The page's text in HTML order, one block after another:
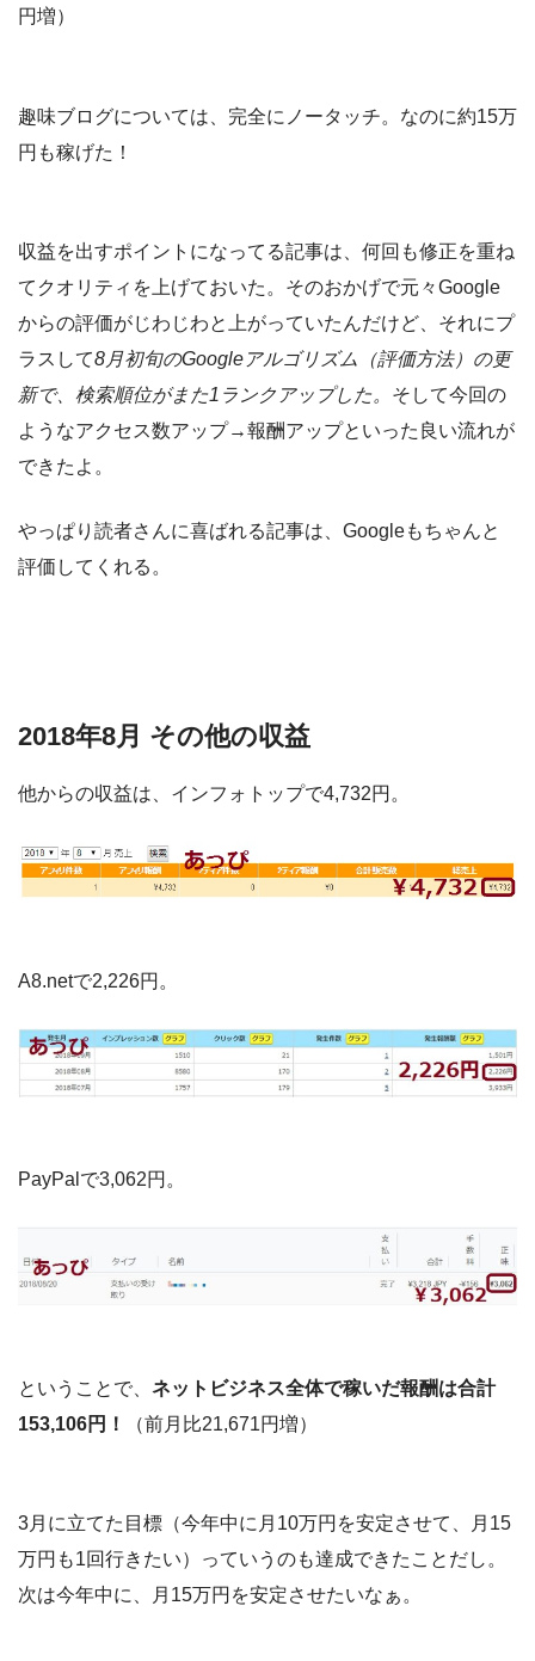
円増）
趣味ブログについては、完全にノータッチ。なのに約15万
円も稼げた！
収益を出すポイントになってる記事は、何回も修正を重ね
てクオリティを上げておいた。そのおかげで元々Google
からの評価がじわじわと上がっていたんだけど、それにプ
ラスして8月初旬のGoogleアルゴリズム（評価方法）の更
新で、検索順位がまた1ランクアップした。 そして今回の
ようなアクセス数アップ→報酬アップといった良い流れが
できたよ。
やっぱり読者さんに喜ばれる記事は、Googleもちゃんと
評価してくれる。
2018年8月 その他の収益
他からの収益は、インフォトップで4,732円。
A8.netで2,226円。
PayPalで3,062円。
ということで、 ネットビジネス全体で稼いだ報酬は合計
153,106円！
（前月比21,671円増）
3月に立てた目標（今年中に月10万円を安定させて、月15
万円も1回行きたい）っていうのも達成できたことだし。
次は今年中に、月15万円を安定させたいなぁ。